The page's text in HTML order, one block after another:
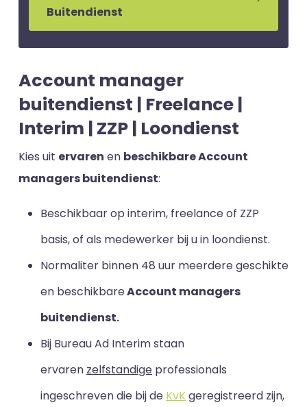
Buitendienst
Account manager
buitendienst | Freelance |
Interim | ZZP | Loondienst
Kies uit ervaren en beschikbare Account
managers buitendienst:
Beschikbaar op interim, freelance of ZZP
basis, of als medewerker bij u in loondienst.
Normaliter binnen 48 uur meerdere geschikte
en beschikbareAccount managers
buitendienst.
Bij Bureau Ad Interim staan
ervaren zelfstandige professionals
ingeschreven die bij de KvKgeregistreerd zijn,